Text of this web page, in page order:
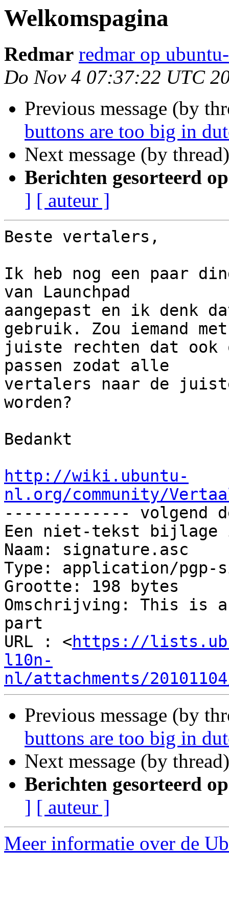
Welkomspagina
Redmar redmar op
Do Nov 4 07:37:22 UTC
Previous message (by
buttons are too big in
Next message (by
Berichten gesorteerd
] [ auteur ]
Beste vertalers,
Ik heb nog een paar
van Launchpad
aangepast en ik denk
gebruik. Zou iemand
juiste rechten dat ook
passen zodat alle
vertalers naar de
worden?
Bedankt
http://wiki.ubuntu-
nl.org/community/
------------- volgend
Een niet-tekst
Naam: signature.asc
Type: application/pgp-
Grootte: 198 bytes
Omschrijving: This is
part
URL : <https://
l10n-
nl/attachments/
Previous message (by
buttons are too big in
Next message (by
Berichten gesorteerd
] [ auteur ]
Meer informatie over de